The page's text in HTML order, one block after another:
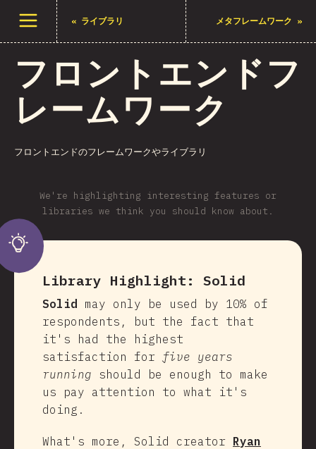
メニューを開く« ライブラリ メタフレームワーク »
フロントエンドフ
レームワーク
フロントエンドのフレームワークやライブラリ
We're highlighting interesting features or
libraries we think you should know about.
Library Highlight: Solid
Solid
may only be used by 10% of
respondents, but the fact that
it's had the highest
satisfaction for five years
running should be enough to make
us pay attention to what it's
doing.
What's more, Solid creator Ryan